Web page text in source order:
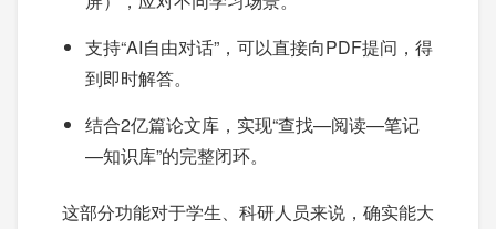
支持“AI自由对话”，可以直接向PDF提问，得
到即时解答。
结合2亿篇论文库，实现“查找—阅读—笔记
—知识库”的完整闭环。
这部分功能对于学生、科研人员来说，确实能大